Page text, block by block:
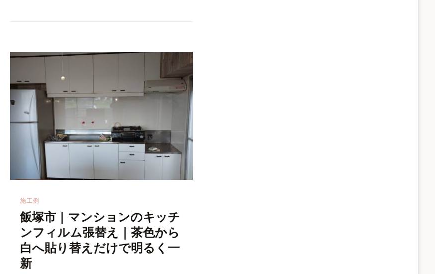
施工例
飯塚市｜マンションのキッチ
ンフィルム張替え｜茶色から
白へ貼り替えだけで明るく一
新